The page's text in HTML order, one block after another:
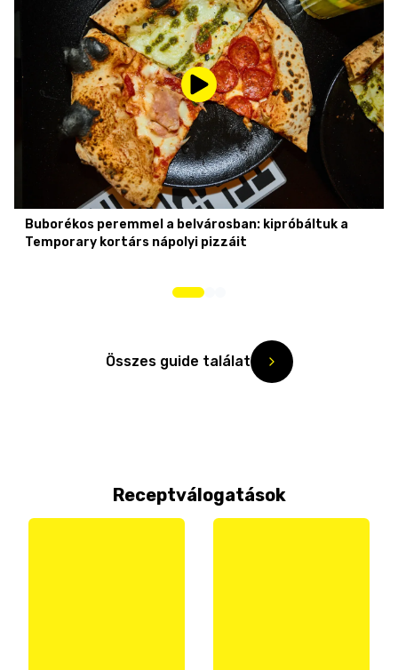
Buborékos peremmel a belvárosban: kipróbáltuk a
Temporary kortárs nápolyi pizzáit
Összes guide találat
Receptválogatások